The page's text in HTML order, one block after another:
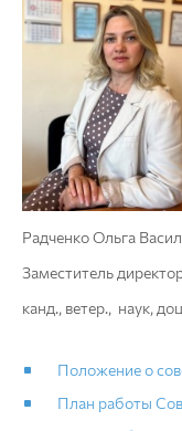
Радченко Ольга
Заместитель
канд., ветер., наук,
Положение о
План работы